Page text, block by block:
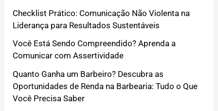
Checklist Prático: Comunicação Não Violenta na
Liderança para Resultados Sustentáveis
Você Está Sendo Compreendido? Aprenda a
Comunicar com Assertividade
Quanto Ganha um Barbeiro? Descubra as
Oportunidades de Renda na Barbearia: Tudo o Que
Você Precisa Saber